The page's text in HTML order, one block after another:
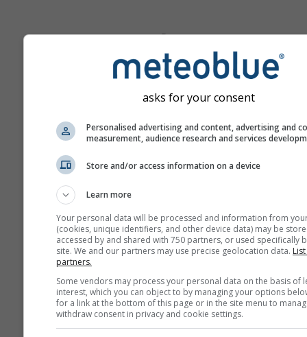
Роза на ветровете
asks for your consent
Personalised advertising and content, advertising and
measurement, audience research and services
Store and/or access information on a device
Learn more
Your personal data will be processed and information from
(cookies, unique identifiers, and other device data) may be
accessed by and shared with 750 partners, or used specifically
site. We and our partners may use precise geolocation data.
partners.
Some vendors may process your personal data on the basis of
interest, which you can object to by managing your options
for a link at the bottom of this page or in the site menu to
withdraw consent in privacy and cookie settings.